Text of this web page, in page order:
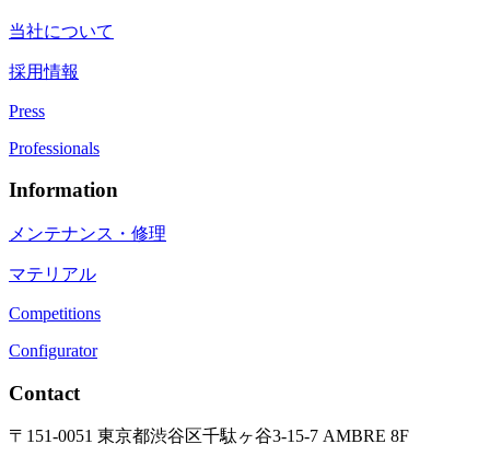
当社について
採用情報
Press
Professionals
Information
メンテナンス・修理
マテリアル
Competitions
Configurator
Contact
〒151-0051 東京都渋谷区千駄ヶ谷3-15-7 AMBRE 8F